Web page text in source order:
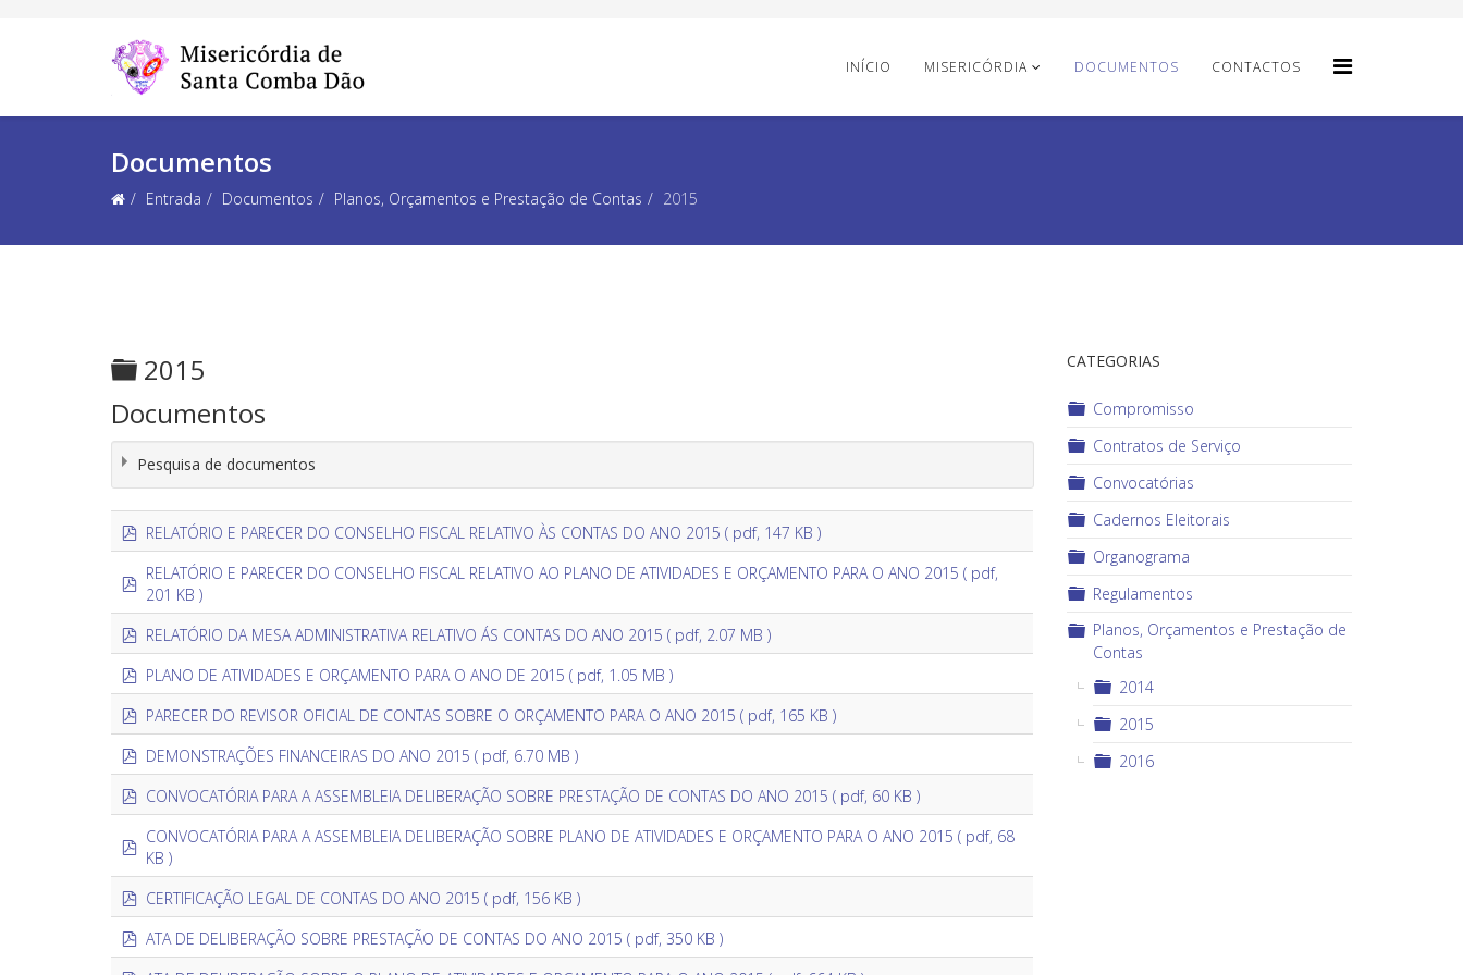
INÍCIO MISERICÓRDIA DOCUMENTOS CONTACTOS
Documentos
Entrada Documentos Planos, Orçamentos e Prestação de Contas 2015
Pasta
2015
Documentos
Pesquisa de documentos
- 2015
pdfRELATÓRIO E PARECER DO CONSELHO FISCAL RELATIVO ÀS CONTAS DO ANO 2015 ( pdf, 147 KB )
pdfRELATÓRIO E PARECER DO CONSELHO FISCAL RELATIVO AO PLANO DE ATIVIDADES E ORÇAMENTO PARA O ANO 2015 ( pdf,
201 KB )
pdfRELATÓRIO DA MESA ADMINISTRATIVA RELATIVO ÁS CONTAS DO ANO 2015 ( pdf, 2.07 MB )
pdfPLANO DE ATIVIDADES E ORÇAMENTO PARA O ANO DE 2015 ( pdf, 1.05 MB )
pdfPARECER DO REVISOR OFICIAL DE CONTAS SOBRE O ORÇAMENTO PARA O ANO 2015 ( pdf, 165 KB )
pdfDEMONSTRAÇÕES FINANCEIRAS DO ANO 2015 ( pdf, 6.70 MB )
pdfCONVOCATÓRIA PARA A ASSEMBLEIA DELIBERAÇÃO SOBRE PRESTAÇÃO DE CONTAS DO ANO 2015 ( pdf, 60 KB )
pdfCONVOCATÓRIA PARA A ASSEMBLEIA DELIBERAÇÃO SOBRE PLANO DE ATIVIDADES E ORÇAMENTO PARA O ANO 2015 ( pdf, 68
KB )
pdfCERTIFICAÇÃO LEGAL DE CONTAS DO ANO 2015 ( pdf, 156 KB )
pdfATA DE DELIBERAÇÃO SOBRE PRESTAÇÃO DE CONTAS DO ANO 2015 ( pdf, 350 KB )
CATEGORIAS
Pasta
Compromisso
Pasta
Contratos de Serviço
Pasta
Convocatórias
Pasta
Cadernos Eleitorais
Pasta
Organograma
Pasta
Regulamentos
Pasta
Planos, Orçamentos e Prestação de
Contas
Pasta
2014
Pasta
2015
Pasta
2016